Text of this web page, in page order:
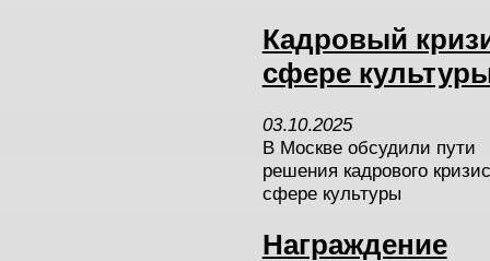
Кадровый
сфере
03.10.2025
В Москве обсудили пути
решения кадрового
сфере культуры
Награждение